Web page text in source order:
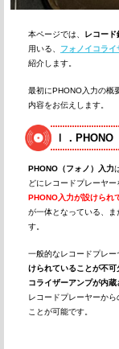
本ページでは、 レコード
用いる、 フォノイコライ
紹介します。
最初にPHONO入力の概
内容をお伝えします。
Ⅰ．PHONO
PHONO（フォノ）入力
どにレコードプレーヤ
PHONO入力が設けられ
が一体となっている、
す。
一般的なレコードプレ
けられていることが不可
コライザーアンプが内蔵
レコードプレーヤーか
ことが可能です。